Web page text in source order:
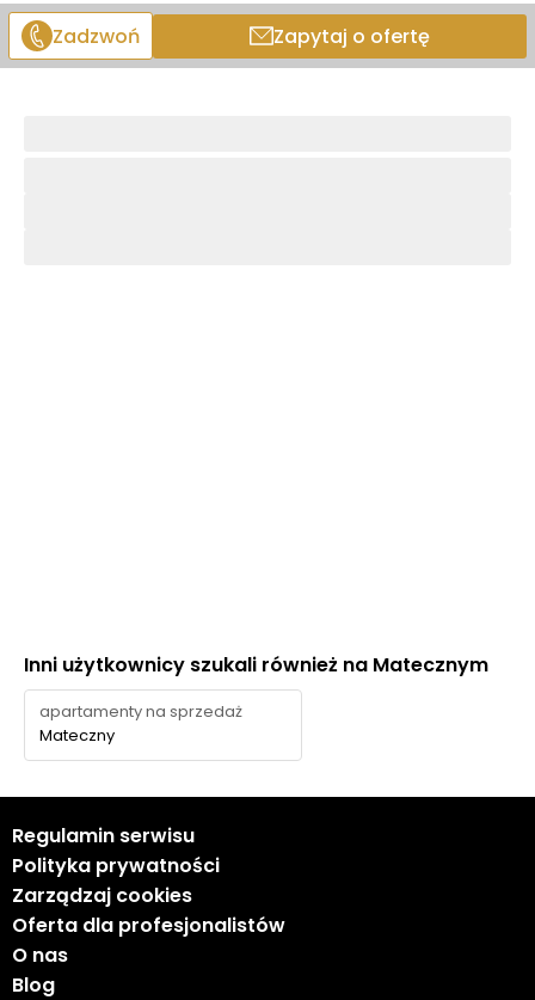
Zadzwoń Zapytaj o ofertę
Inni użytkownicy szukali również na Matecznym
apartamenty na sprzedaż
Mateczny
Regulamin serwisu
Polityka prywatności
Zarządzaj cookies
Oferta dla profesjonalistów
O nas
Blog